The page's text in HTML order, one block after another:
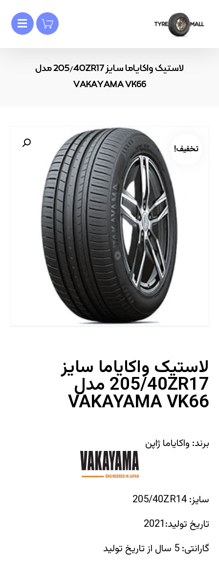
لاستیک واکایاما سایز 205/40ZR17 مدل
VAKAYAMA VK66
تخفیف!
لاستیک واکایاما سایز
205/40ZR17 مدل
VAKAYAMA VK66
برند: واکایاما ژاپن
سایز: 205/40ZR14
تاریخ تولید:2021
گارانتی: 5 سال از تاریخ تولید